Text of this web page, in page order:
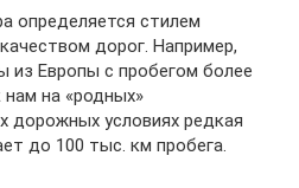
определяется стилем
дорог. Например,
из Европы с пробегом более
на «родных»
дорожных условиях редкая
до 100 тыс. км пробега.